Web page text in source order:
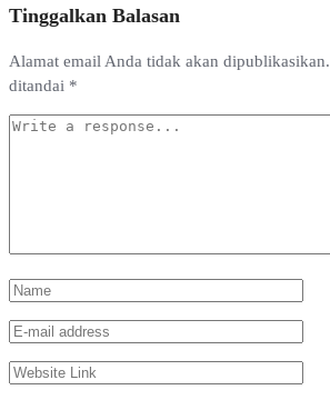
Tinggalkan Balasan
Alamat email Anda tidak akan dipublikasikan.
ditandai *